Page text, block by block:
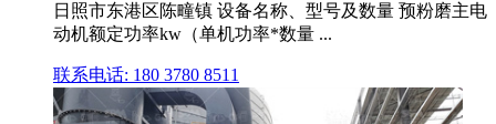
日照市东港区陈疃镇 设备名称、型号及数量 预粉磨主电
动机额定功率kw（单机功率*数量 ...
联系电话: 180 3780 8511